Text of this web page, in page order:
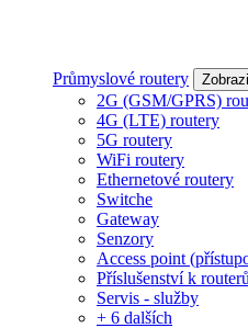
Průmyslové routery
2G (GSM/GPRS)
4G (LTE) routery
5G routery
WiFi routery
Ethernetové routery
Switche
Gateway
Senzory
Access point
Příslušenství k
Servis - služby
+ 6 dalších